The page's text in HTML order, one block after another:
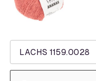
LACHS 1159.0028